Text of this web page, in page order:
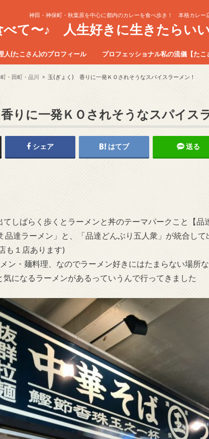
神田・神保町・秋葉原を中心に都内のカレーを食べ歩き！ 本格カレー
べて〜♪ 人生好きに生きたらい
人(たこさん)のプロフィール プロフェッショナル私の流儀【たこ
・田町・品川 玉(ぎょく) 香りに一発ＫＯされそうなスパイスラーメン！
りに一発ＫＯされそうなスパイス
シェア はてブ 送る
てしばらく歩くとラーメンと丼のテーマパークこと【品
品達ラーメン」と、「品達どんぶり五人衆」が統合して
も１店あります)
ン・麺料理、なのでラーメン好きにはたまらない場所
気になるラーメンがあるっていうんで行ってきました